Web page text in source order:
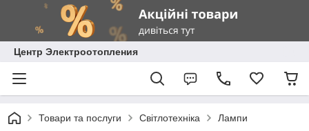
Центр Электроотопления
Товари та послуги Світлотехніка Лампи